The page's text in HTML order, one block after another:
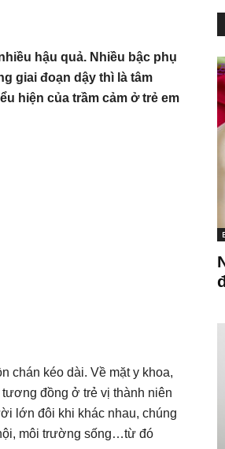
hậu quả. Nhiều bậc phụ
giai đoạn dậy thì là tâm
hiện của trầm cảm ở trẻ em
chán kéo dài. Về mặt y khoa,
đồng ở trẻ vị thành niên
lớn đôi khi khác nhau, chúng
môi trường sống…từ đó